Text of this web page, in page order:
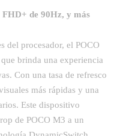
de 90Hz, y más
del procesador, el POCO
brinda una experiencia
Con una tasa de refresco
más rápidas y una
Este dispositivo
de POCO M3 a un